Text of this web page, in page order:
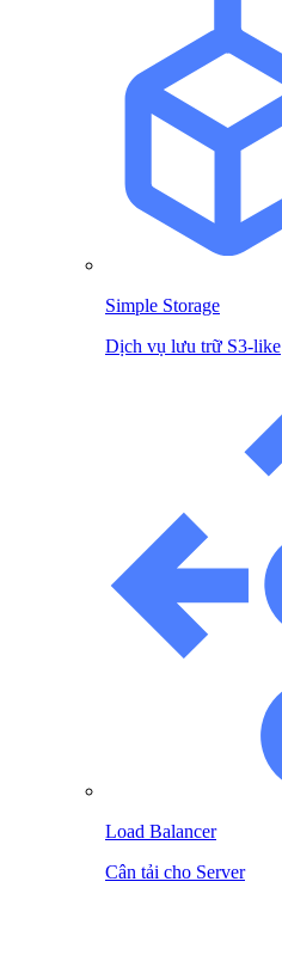
Simple Storage
Dịch vụ lưu trữ S3-like
Load Balancer
Cân tải cho Server